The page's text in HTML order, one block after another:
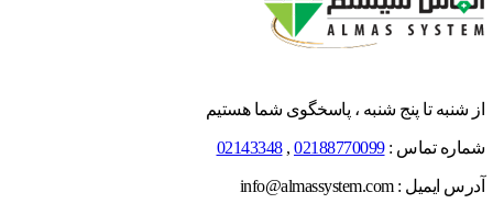
از شنبه تا پنج شنبه ، پاسخگوی شما هستیم
شماره تماس :02188770099
,
02143348
آدرس ایمیل : info@almassystem.com